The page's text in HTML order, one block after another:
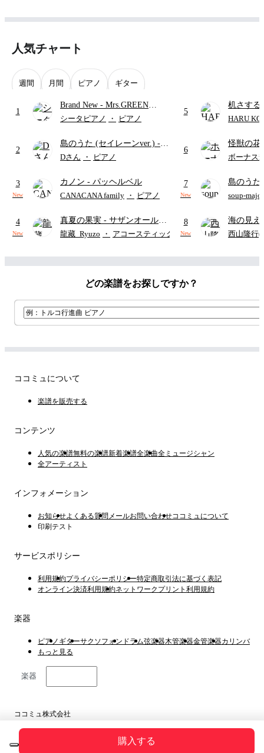
人気チャート
週間 月間 ピアノ ギター
1
Brand New - Mrs.GREEN
APPLE
シータピアノ ・ ピアノ
2
島のうた (セイレーンver.) -
セイレーン(CV.鈴木みのり)
ード・ペダル付き/『映画ちい
かわ 人魚の島のひみつ』よ
Dさん ・ ピアノ
3
New
カノン - パッヘルベル
CANACANA family ・ ピアノ
4
New
真夏の果実 - サザンオールス
ターズ
龍藏_Ryuzo ・ アコースティックギター
5
机さする
HARU
6
怪獣の
ードパー
ボーナス
7
New
島のうた
映画ちい
soup-majo
8
New
海の見
ウクレレ
西山隆行
どの楽譜をお探しですか？
購入する
ココミュについて
楽譜を販売する
コンテンツ
人気の楽譜無料の楽譜新着楽譜全楽曲全ミュージシャン
全アーティスト
インフォメーション
お知らせよくある質問 メールお問い合わせココミュについて
印刷テスト
サービスポリシー
利用規約プライバシーポリシー特定商取引法に基づく表記
オンライン決済利用規約ネットワークプリント利用規約
楽器
ピアノ ギターサクソフォン ドラム弦楽器木管楽器金管楽器カリンバ
もっと見る
楽器
ココミュ株式会社